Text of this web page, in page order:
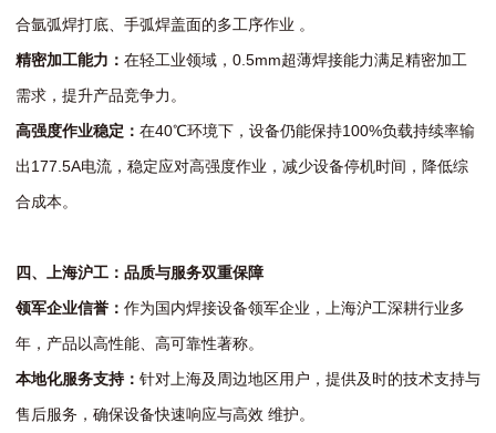
合氩弧焊打底、手弧焊盖面的多工序作业 。
精密加工能力： 在轻工业领域，0.5mm超薄焊接能力满足精密加工
需求，提升产品竞争力。
高强度作业稳定： 在40℃环境下，设备仍能保持100%负载持续率输
出177.5A电流，稳定应对高强度作业，减少设备停机时间，降低综
合成本。
四、上海沪工：品质与服务双重保障
领军企业信誉： 作为国内焊接设备领军企业，上海沪工深耕行业多
年，产品以高性能、高可靠性著称。
本地化服务支持： 针对上海及周边地区用户，提供及时的技术支持与
售后服务，确保设备快速响应与高效 维护。